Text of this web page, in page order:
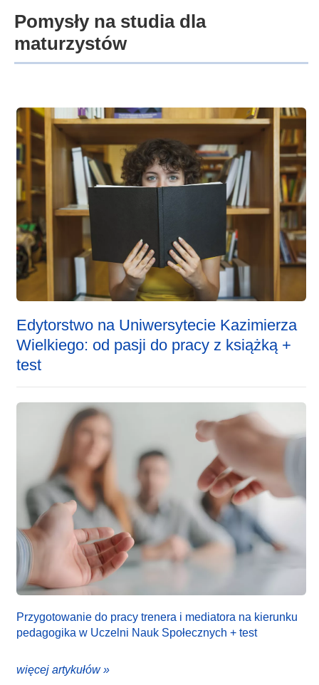
Pomysły na studia dla
maturzystów
Edytorstwo na Uniwersytecie Kazimierza
Wielkiego: od pasji do pracy z książką +
test
Przygotowanie do pracy trenera i mediatora na kierunku
pedagogika w Uczelni Nauk Społecznych + test
więcej artykułów »